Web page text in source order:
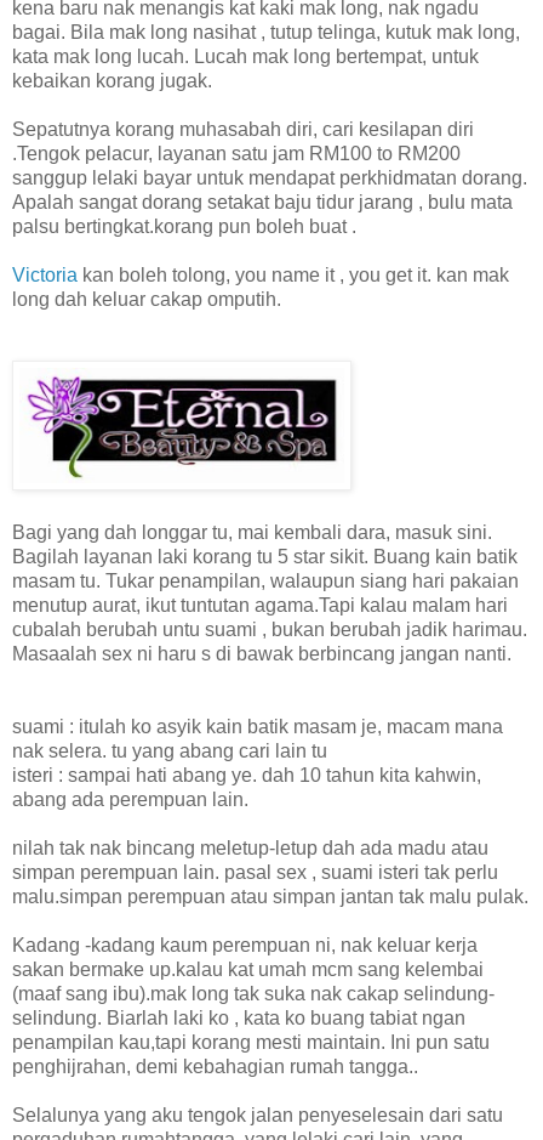
kena baru nak menangis kat kaki mak long, nak ngadu
bagai. Bila mak long nasihat , tutup telinga, kutuk mak long,
kata mak long lucah. Lucah mak long bertempat, untuk
kebaikan korang jugak.
Sepatutnya korang muhasabah diri, cari kesilapan diri
.Tengok pelacur, layanan satu jam RM100 to RM200
sanggup lelaki bayar untuk mendapat perkhidmatan dorang.
Apalah sangat dorang setakat baju tidur jarang , bulu mata
palsu bertingkat.korang pun boleh buat .
Victoria kan boleh tolong, you name it , you get it. kan mak
long dah keluar cakap omputih.
Bagi yang dah longgar tu, mai kembali dara, masuk sini.
Bagilah layanan laki korang tu 5 star sikit. Buang kain batik
masam tu. Tukar penampilan, walaupun siang hari pakaian
menutup aurat, ikut tuntutan agama.Tapi kalau malam hari
cubalah berubah untu suami , bukan berubah jadik harimau.
Masaalah sex ni haru s di bawak berbincang jangan nanti.
suami : itulah ko asyik kain batik masam je, macam mana
nak selera. tu yang abang cari lain tu
isteri : sampai hati abang ye. dah 10 tahun kita kahwin,
abang ada perempuan lain.
nilah tak nak bincang meletup-letup dah ada madu atau
simpan perempuan lain. pasal sex , suami isteri tak perlu
malu.simpan perempuan atau simpan jantan tak malu pulak.
Kadang -kadang kaum perempuan ni, nak keluar kerja
sakan bermake up.kalau kat umah mcm sang kelembai
(maaf sang ibu).mak long tak suka nak cakap selindung-
selindung. Biarlah laki ko , kata ko buang tabiat ngan
penampilan kau,tapi korang mesti maintain. Ini pun satu
penghijrahan, demi kebahagian rumah tangga..
Selalunya yang aku tengok jalan penyeselesain dari satu